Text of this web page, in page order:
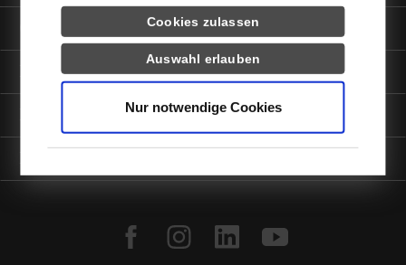
Cookies zulassen
Auswahl erlauben
Nur notwendige Cookies
Informationen für
facebookinstagramlinkedin youtube